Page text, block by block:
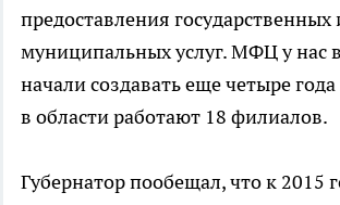
предоставления государственных
муниципальных услуг. МФЦ у нас
начали создавать еще четыре года
в области работают 18 филиалов.
Губернатор пообещал, что к 2015